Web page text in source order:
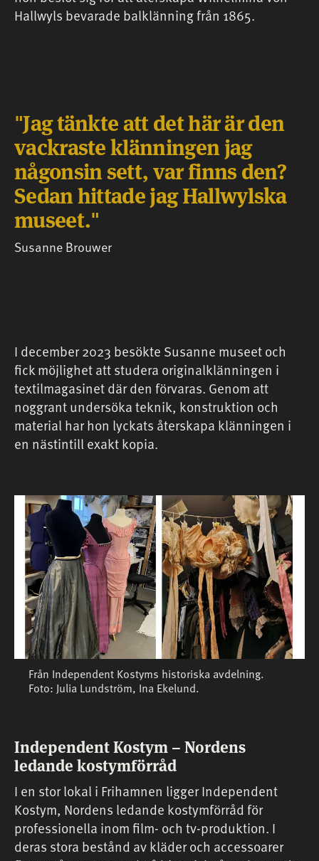
Hallwyls bevarade balklänning från 1865.
Jag tänkte att det här är den
vackraste klänningen jag
någonsin sett, var finns den?
Sedan hittade jag Hallwylska
museet.
Susanne Brouwer
I december 2023 besökte Susanne museet och
fick möjlighet att studera originalklänningen i
textilmagasinet där den förvaras. Genom att
noggrant undersöka teknik, konstruktion och
material har hon lyckats återskapa klänningen i
en nästintill exakt kopia.
Från Independent Kostyms historiska avdelning.
Foto: Julia Lundström, Ina Ekelund.
Independent Kostym – Nordens
ledande kostymförråd
I en stor lokal i Frihamnen ligger Independent
Kostym, Nordens ledande kostymförråd för
professionella inom film- och tv-produktion. I
deras stora bestånd av kläder och accessoarer